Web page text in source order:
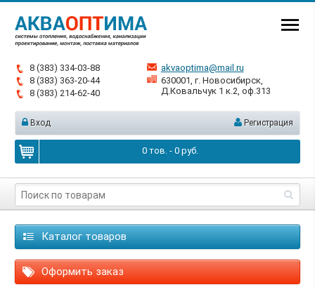
8 (383) 334-03-88
8 (383) 363-20-44
8 (383) 214-62-40
akvaoptima@mail.ru
630001, г. Новосибирск,
Д.Ковальчук 1 к.2, оф.313
Вход Регистрация
0тов. - 0руб.
Каталог товаров
Оформить заказ